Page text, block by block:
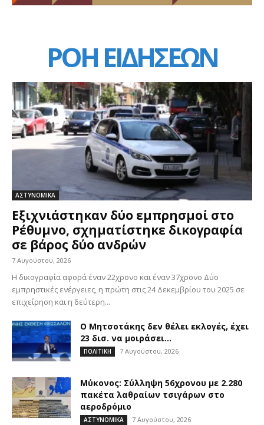
ΡΟΗ ΕΙΔΗΣΕΩΝ
ΑΣΤΥΝΟΜΙΚΑ
Εξιχνιάστηκαν δύο εμπρησμοί στο
Ρέθυμνο, σχηματίστηκε δικογραφία
σε βάρος δύο ανδρών
7 Αυγούστου, 2026
Η δικογραφία αφορά έναν 22χρονο και έναν 37χρονο Δύο
εμπρηστικές ενέργειες, η πρώτη στις 24 Δεκεμβρίου του 2025 σε
επιχείρηση και η δεύτερη...
Ο Μητσοτάκης δεν θέλει εκλογές, έχει
23 δισ. να μοιράσει…
ΠΟΛΙΤΙΚΗ 7 Αυγούστου, 2026
Μύκονος: Σύλληψη 56χρονου με 2.280
πακέτα λαθραίων τσιγάρων στο
αεροδρόμιο
ΑΣΤΥΝΟΜΙΚΑ 7 Αυγούστου, 2026